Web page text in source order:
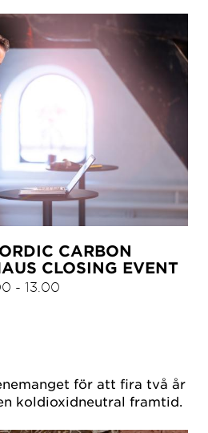
CARBON
CLOSING EVENT
- 13.00
för att fira två år
koldioxidneutral framtid.